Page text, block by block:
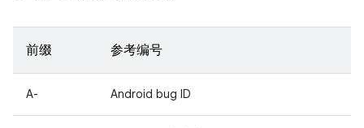
前缀 参考编号
A- Android bug ID